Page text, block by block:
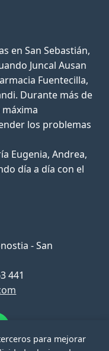
en San Sebastián,
Juncal Ausan
Fuentecilla,
Durante más de
los problemas
Eugenia, Andrea,
día a día con el
- San
441
para mejorar